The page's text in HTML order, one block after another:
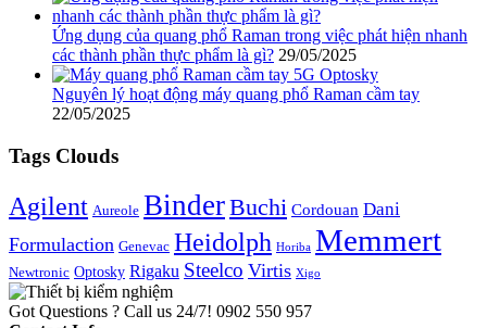
Ứng dụng của quang phổ Raman trong việc phát hiện nhanh
các thành phần thực phẩm là gì? 29/05/2025
Nguyên lý hoạt động máy quang phổ Raman cầm tay
22/05/2025
Tags Clouds
Agilent Aureole BinderBuchi Cordouan Dani
Formulaction Genevac Heidolph Horiba Memmert
Newtronic Optosky Rigaku Steelco Virtis Xigo
Got Questions ? Call us 24/7! 0902 550 957